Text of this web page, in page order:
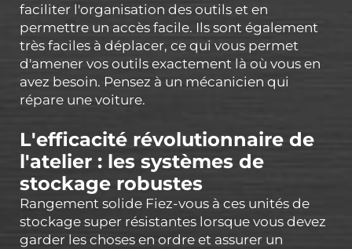
faciliter l'organisation des outils et en
permettre un accès facile. Ils sont également
très faciles à déplacer, ce qui vous permet
d'amener vos outils exactement là où vous en
avez besoin. Pensez à un mécanicien qui
répare une voiture.
L'efficacité révolutionnaire de
l'atelier : les systèmes de
stockage robustes
Rangement solide Fiez-vous à ces unités de
stockage super résistantes lorsque vous devez
garder les choses en ordre et assurer un